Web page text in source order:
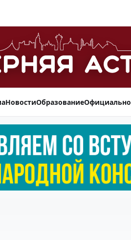
НовостиОбразованиеОфициально